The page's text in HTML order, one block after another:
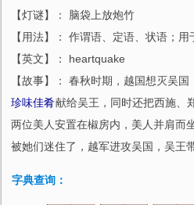
【灯谜】： 脑袋上放炮竹
【用法】： 作谓语、定语、状语；用
【英文】： heartquake
【故事】： 春秋时期，越国想灭吴
珍味佳肴献给吴王，同时还把西施、
两位美人安置在椒房内，美人并肩而
被她们迷住了，越军进攻吴国，吴王
字典查询：